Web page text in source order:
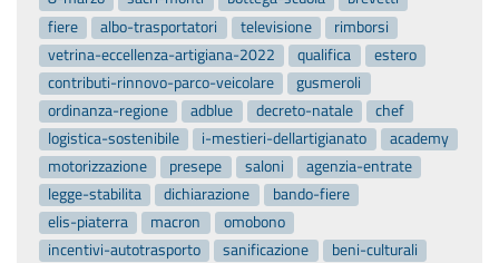
fiere
albo-trasportatori televisione
rimborsi
vetrina-eccellenza-artigiana-2022
qualifica
estero
contributi-rinnovo-parco-veicolare
gusmeroli
ordinanza-regione
adblue decreto-natale
chef
logistica-sostenibile
i-mestieri-dellartigianato
academy
motorizzazione
presepe saloni
agenzia-entrate
legge-stabilita
dichiarazione
bando-fiere
elis-piaterra
macron
omobono
incentivi-autotrasporto
sanificazione
beni-culturali